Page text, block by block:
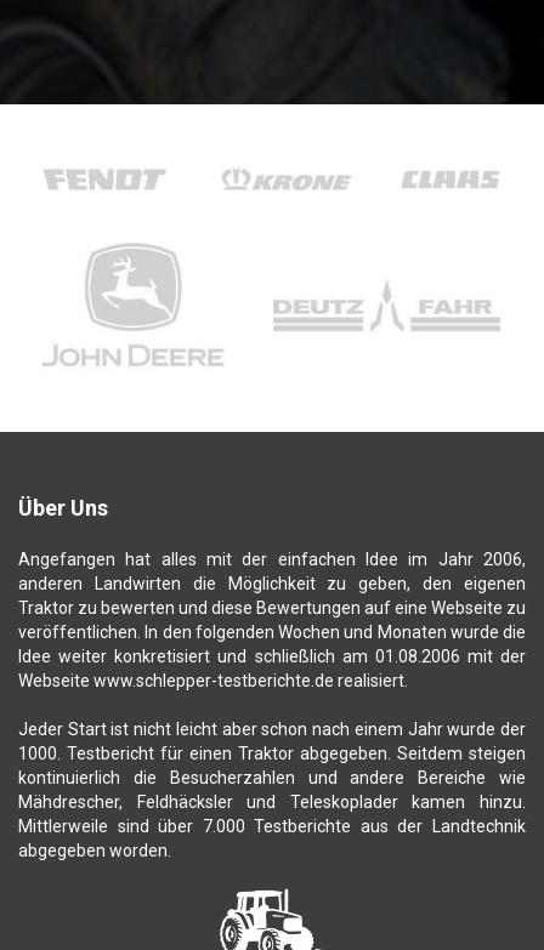
Über Uns
Angefangen hat alles mit der einfachen Idee im Jahr 2006,
anderen Landwirten die Möglichkeit zu geben, den eigenen
Traktor zu bewerten und diese Bewertungen auf eine Webseite zu
veröffentlichen. In den folgenden Wochen und Monaten wurde die
Idee weiter konkretisiert und schließlich am 01.08.2006 mit der
Webseite www.schlepper-testberichte.de realisiert.
Jeder Start ist nicht leicht aber schon nach einem Jahr wurde der
1000. Testbericht für einen Traktor abgegeben. Seitdem steigen
kontinuierlich die Besucherzahlen und andere Bereiche wie
Mähdrescher, Feldhäcksler und Teleskoplader kamen hinzu.
Mittlerweile sind über 7.000 Testberichte aus der Landtechnik
abgegeben worden.